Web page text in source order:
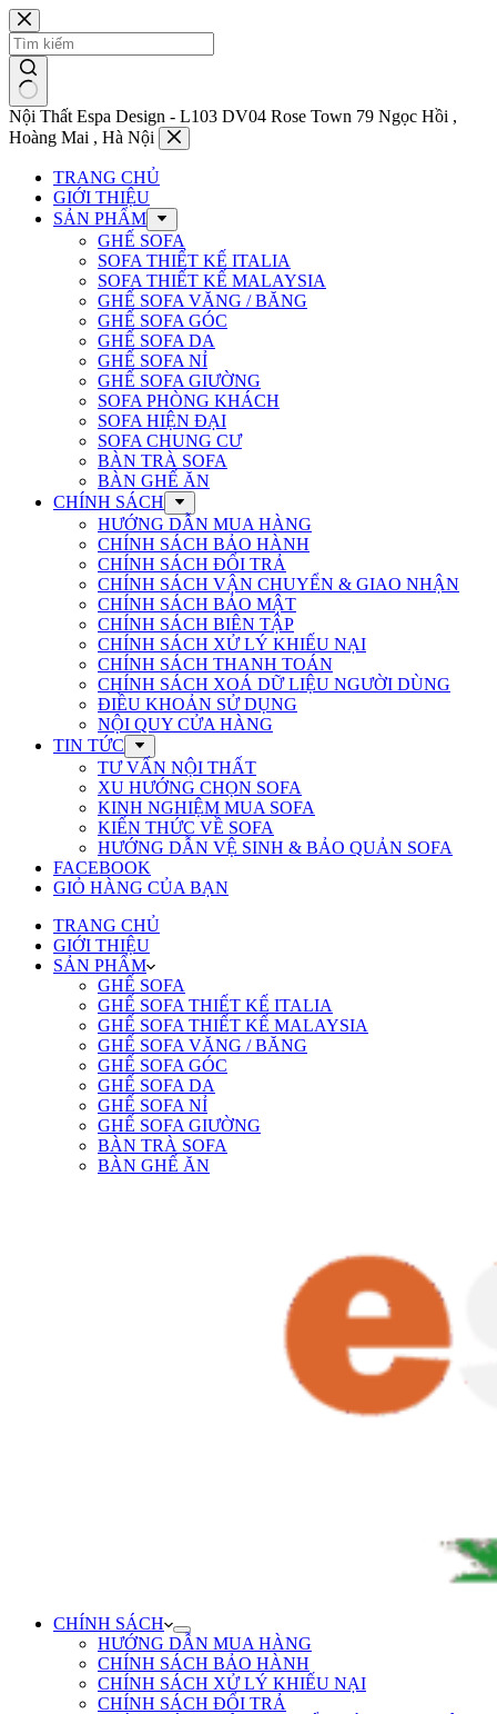
Chuyển
đến
phần
nội
dung
Nội Thất Espa Design - L103 DV04 Rose Town 79 Ngọc Hồi ,
Hoàng Mai , Hà Nội
TRANG CHỦ
GIỚI THIỆU
SẢN PHẨM
GHẾ SOFA
SOFA THIẾT KẾ ITALIA
SOFA THIẾT KẾ MALAYSIA
GHẾ SOFA VĂNG / BĂNG
GHẾ SOFA GÓC
GHẾ SOFA DA
GHẾ SOFA NỈ
GHẾ SOFA GIƯỜNG
SOFA PHÒNG KHÁCH
SOFA HIỆN ĐẠI
SOFA CHUNG CƯ
BÀN TRÀ SOFA
BÀN GHẾ ĂN
CHÍNH SÁCH
HƯỚNG DẪN MUA HÀNG
CHÍNH SÁCH BẢO HÀNH
CHÍNH SÁCH ĐỔI TRẢ
CHÍNH SÁCH VẬN CHUYỂN & GIAO NHẬN
CHÍNH SÁCH BẢO MẬT
CHÍNH SÁCH BIÊN TẬP
CHÍNH SÁCH XỬ LÝ KHIẾU NẠI
CHÍNH SÁCH THANH TOÁN
CHÍNH SÁCH XOÁ DỮ LIỆU NGƯỜI DÙNG
ĐIỀU KHOẢN SỬ DỤNG
NỘI QUY CỬA HÀNG
TIN TỨC
TƯ VẤN NỘI THẤT
XU HƯỚNG CHỌN SOFA
KINH NGHIỆM MUA SOFA
KIẾN THỨC VỀ SOFA
HƯỚNG DẪN VỆ SINH & BẢO QUẢN SOFA
FACEBOOK
GIỎ HÀNG CỦA BẠN
TRANG CHỦ
GIỚI THIỆU
SẢN PHẨM
GHẾ SOFA
GHẾ SOFA THIẾT KẾ ITALIA
GHẾ SOFA THIẾT KẾ MALAYSIA
GHẾ SOFA VĂNG / BĂNG
GHẾ SOFA GÓC
GHẾ SOFA DA
GHẾ SOFA NỈ
GHẾ SOFA GIƯỜNG
BÀN TRÀ SOFA
BÀN GHẾ ĂN
CHÍNH SÁCH
HƯỚNG DẪN MUA HÀNG
CHÍNH SÁCH BẢO HÀNH
CHÍNH SÁCH XỬ LÝ KHIẾU NẠI
CHÍNH SÁCH ĐỔI TRẢ